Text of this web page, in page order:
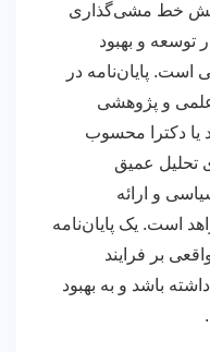
خط مشی‌گذاری
توسعه و بهبود
است. پایان‌نامه در
علمی و پژوهشی
یا دکترا محسوب
تحلیل عمیق
و ارائه
است. یک پایان‌نامه
بر فرایند
باشد و به بهبود